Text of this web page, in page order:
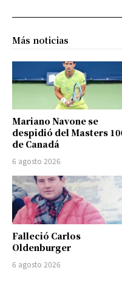
Más noticias
Mariano Navone se
despidió del Masters
de Canadá
6 agosto 2026
Falleció Carlos
Oldenburger
6 agosto 2026